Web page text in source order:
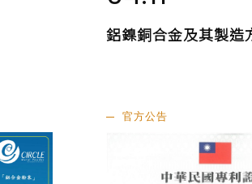
鋁鎳銅合金及其製造
官方公告